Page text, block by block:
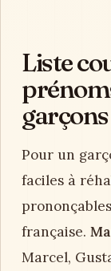
Liste
garçons
Pour un
faciles à
française.
Marcel,